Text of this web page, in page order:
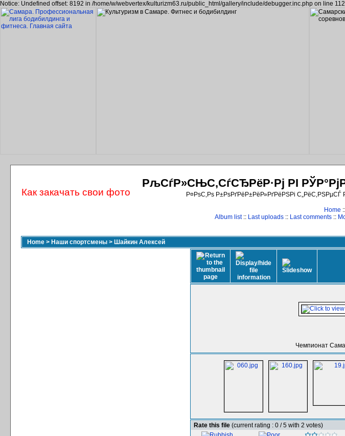
Notice: Undefined offset: 8192 in /home/w/webvertex/kulturizm63.ru/public_html/gallery/include/debugger.inc.php on line 112
РљСѓР»СЊС‚СѓСЂРёР·Рј РІ
Р¤РѕС‚Рѕ Р±РѕРґРёР±РёР»РґРёРЅРі С„РёС‚РЅРµСЃ
Home ::
Album list:: Last uploads :: Last comments ::
Home > Наши спортсмены > Шайкин Алексей
Чемпионат
Rate this file (current rating : 0 / 5 with 2 votes)
Как закачать свои фото